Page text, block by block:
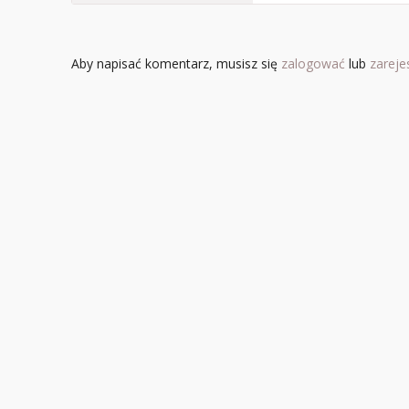
Aby napisać komentarz, musisz się zalogować lub